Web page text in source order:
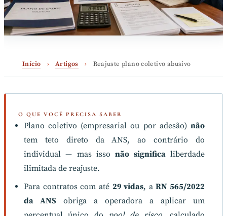
Início › Artigos › Reajuste plano coletivo abusivo
O QUE VOCÊ PRECISA SABER
Plano coletivo (empresarial ou por adesão) não
tem teto direto da ANS, ao contrário do
individual — mas issonão significaliberdade
ilimitada de reajuste.
Para contratos com até 29 vidas, aRN 565/2022
da ANS obriga a operadora a aplicar um